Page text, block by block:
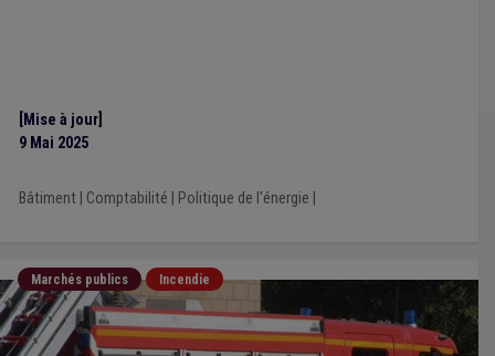
[Mise à jour]
9 Mai 2025
Bâtiment| Comptabilité Politique de l'énergie
Marchés publics Incendie